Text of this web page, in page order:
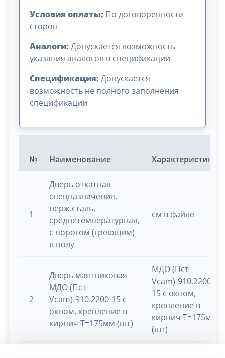
Условия оплаты: По договоренности
сторон
Аналоги: Допускается возможность
указания аналогов в спецификации
Спецификация: Допускается
возможность не полного заполнения
спецификации
№ Наименование Характеристики
1
Дверь откатная
спецназначения,
нерж.сталь,
среднетемпературная,
с порогом (греющим)
в полу
см в файле
2
Дверь маятниковая
МДО (Пст-
Vcam)-910.2200-15 с
окном, крепление в
кирпич T=175мм (шт)
МДО (Пст-
Vcam)-910.2200-
15 с окном,
крепление в
кирпич T=175мм
(шт)